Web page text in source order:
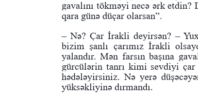
gavalını tökməyi necə ərk etdin?
qara günə düçar olarsan”.
– Nə? Çar İrakli deyirsən? –
bizim şanlı çarımız İrakli
yalandır. Mən farsın başına
gürcülərin tanrı kimi sevdiyi
hədələyirsiniz. Nə yerə
yüksəkliyinə dırmandı.